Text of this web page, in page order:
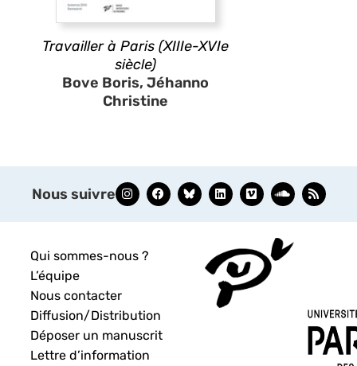
Travailler à Paris (XIIIe-XVIe
siècle)
Bove Boris, Jéhanno
Christine
Nous suivre
Qui sommes-nous ?
L’équipe
Nous contacter
Diffusion/Distribution
Déposer un manuscrit
Lettre d’information